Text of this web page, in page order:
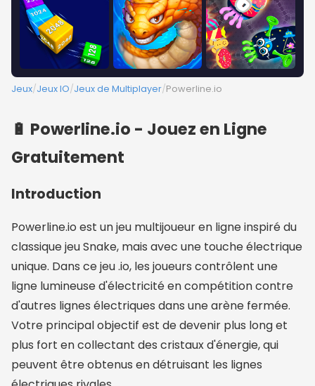
Jeux/Jeux IO/Jeux de Multiplayer/Powerline.io
🔋 Powerline.io - Jouez en Ligne
Gratuitement
Introduction
Powerline.io est un jeu multijoueur en ligne inspiré du
classique jeu Snake, mais avec une touche électrique
unique. Dans ce jeu .io, les joueurs contrôlent une
ligne lumineuse d'électricité en compétition contre
d'autres lignes électriques dans une arène fermée.
Votre principal objectif est de devenir plus long et
plus fort en collectant des cristaux d'énergie, qui
peuvent être obtenus en détruisant les lignes